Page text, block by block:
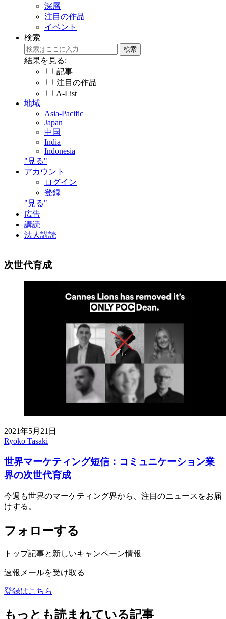
深層
注目の作品
イベント
検索
結果を見る:
記事
注目の作品
A-List
地域
Asia-Pacific
Japan
中国
India
Indonesia
"見る"
アカウント
ログイン
登録
"見る"
広告
講読
法人講読
次世代育成
2021年5月21日
Ryoko Tasaki
世界マーケティング短信：コミュニケーション業
界の次世代育成
今週も世界のマーケティング界から、注目のニュースをお届
けする。
フォローする
トップ記事と新しいキャンペーン情報
速報メールを受け取る
登録はこちら
もっとも読まれている記事